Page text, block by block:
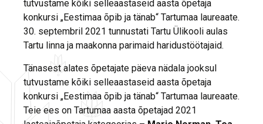
tutvustame kõiki selleaastaseid aasta õpetaja
konkursi „Eestimaa õpib ja tänab“ Tartumaa laureaate.
30. septembril 2021 tunnustati Tartu Ülikooli aulas
Tartu linna ja maakonna parimaid haridustöötajaid.
Tänasest alates õpetajate päeva nädala jooksul
tutvustame kõiki selleaastaseid aasta õpetaja
konkursi „Eestimaa õpib ja tänab“ Tartumaa laureaate.
Teie ees on Tartumaa aasta õpetajad 2021